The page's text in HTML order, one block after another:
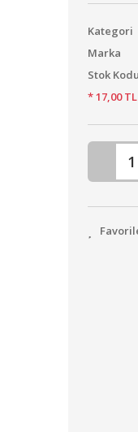
Kategori
Marka
Stok Kodu
* 17,00